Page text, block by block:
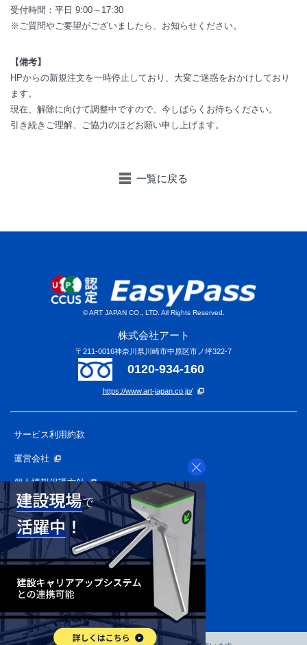
受付時間：平日 9:00～17:30
※ご質問やご要望がございましたら、お知らせください。
【備考】
HPからの新規注文を一時停止しており、大変ご迷惑をおかけしており
ます。
現在、解除に向けて調整中ですので、今しばらくお待ちください。
引き続きご理解、ご協力のほどお願い申し上げます。
一覧に戻る
© ART JAPAN CO., LTD. All Rights Reserved.
株式会社アート
〒211-0016神奈川県川崎市中原区市ノ坪322-7
0120-934-160
https://www.art-japan.co.jp/
サービス利用約款
運営会社
個人情報保護方針
APプライバシーポリシー
個人情報の取り扱いについて
反社会的勢力に関する基本方針
基づく表記